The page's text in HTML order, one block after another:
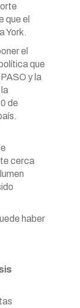
que el
York.
el
que
y la
de
cerca
haber